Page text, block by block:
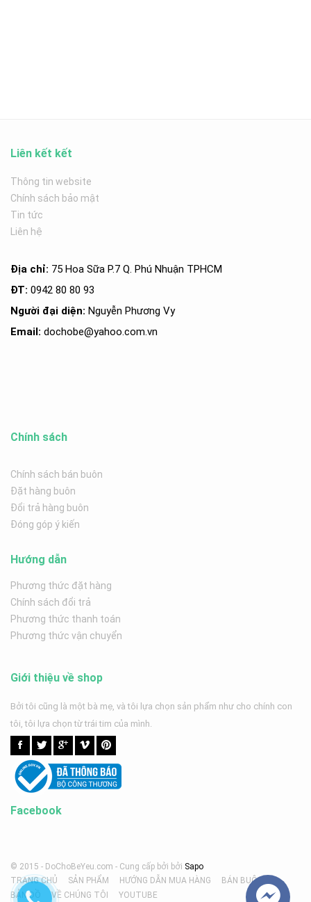
Liên kết kết
Thông tin website
Chính sách bảo mật
Tin tức
Liên hệ
Địa chỉ: 75 Hoa Sữa P.7 Q. Phú Nhuận TPHCM
ĐT: 0942 80 80 93
Người đại diện: Nguyễn Phương Vy
Email: dochobe@yahoo.com.vn
Chính sách
Chính sách bán buôn
Đặt hàng buôn
Đổi trả hàng buôn
Đóng góp ý kiến
Hướng dẫn
Phương thức đặt hàng
Chính sách đổi trả
Phương thức thanh toán
Phương thức vận chuyển
Giới thiệu về shop
Bởi tôi cũng là một bà mẹ, và tôi lựa chọn sản phẩm như cho chính con
tôi, tôi lựa chọn từ trái tim của mình.
Facebook
© 2015 - DoChoBeYeu.com - Cung cấp bởi bởi Sapo
TRANG CHỦ
SẢN PHẨM HƯỚNG DẪN MUA HÀNG
BÁN BUÔN
BẢN ĐỒ
VỀ CHÚNG TÔI YOUTUBE